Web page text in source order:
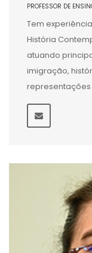
PROFESSOR DE
Tem
História
atuando
imigração,
representações